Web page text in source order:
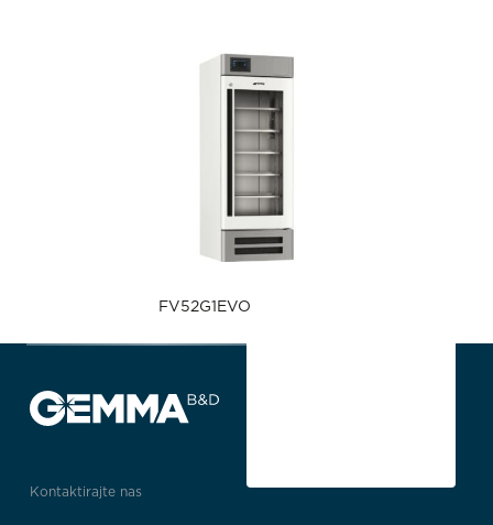
FV52G1EVO
Kontaktirajte nas